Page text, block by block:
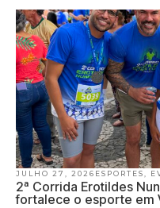
JULHO 27, 2026 ESPORTES
2ª Corrida Erotildes
fortalece o esporte em